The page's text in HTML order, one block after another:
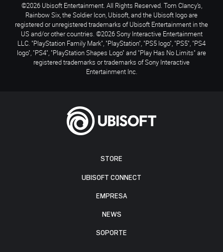
STORE
UBISOFT CONNECT
EMPRESA
NEWS
SOPORTE
©2026 Ubisoft Entertainment. All Rights Reserved. Tom Clancy’s,
Rainbow Six, the Soldier Icon, Ubisoft, and the Ubisoft logo are
registered or unregistered trademarks of Ubisoft Entertainment in the
US and/or other countries. ©2026 Sony Interactive Entertainment
LLC. "PlayStation Family Mark", "PlayStation", "PS5 logo", "PS5", "PS4
logo", "PS4", "PlayStation Shapes Logo" and "Play Has No Limits" are
registered trademarks or trademarks of Sony Interactive
Entertainment Inc.